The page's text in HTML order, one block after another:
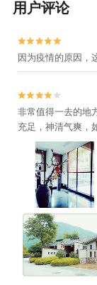
用户评论


因为疫情的原因，


非常值得一去的地
充足，神清气爽，